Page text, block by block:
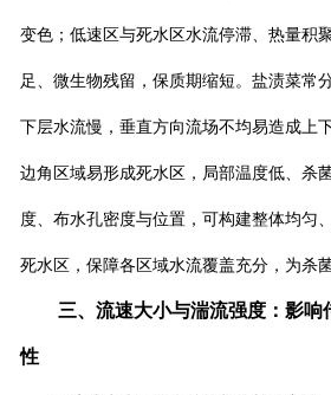
变色；低速区与死水区水流停滞、热量积
足、微生物残留，保质期缩短。盐渍菜常
下层水流慢，垂直方向流场不均易造成上
边角区域易形成死水区，局部温度低、杀
度、布水孔密度与位置，可构建整体均匀
死水区，保障各区域水流覆盖充分，为杀
三、流速大小与湍流强度：影响
性